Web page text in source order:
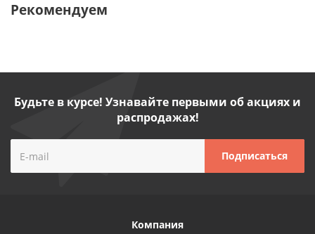
Рекомендуем
Будьте в курсе! Узнавайте первыми об акциях и
распродажах!
Компания